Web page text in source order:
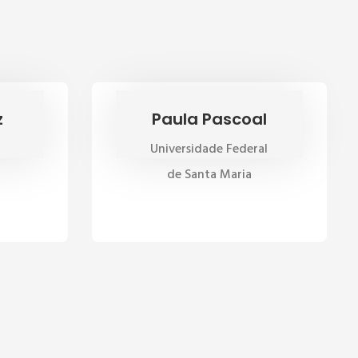
Paula Pascoal
Universidade Federal
de Santa Maria